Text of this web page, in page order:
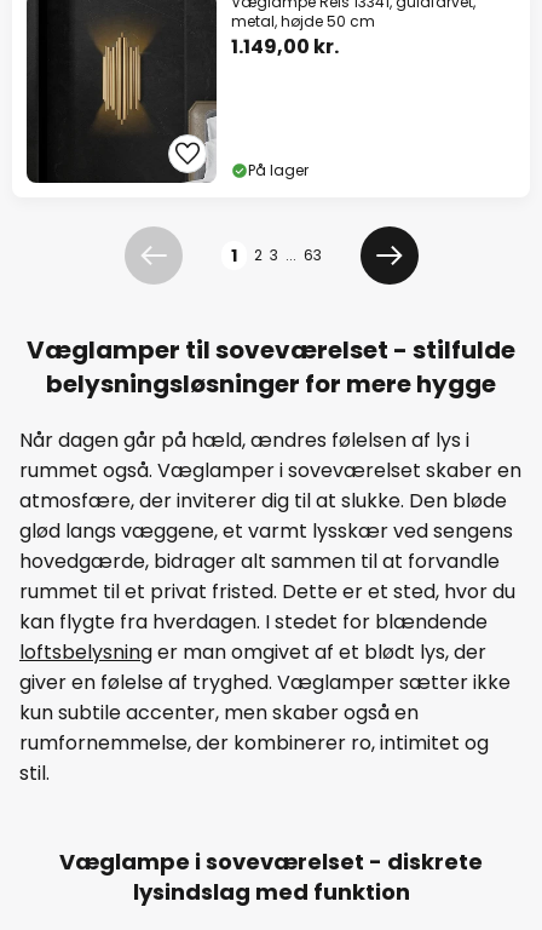
metal, højde 50 cm
1.149,00 kr.
På lager
Forrige 1 2 3 ... 63
Næste
Væglamper til soveværelset - stilfulde
belysningsløsninger for mere hygge
Når dagen går på hæld, ændres følelsen af lys i
rummet også. Væglamper i soveværelset skaber en
atmosfære, der inviterer dig til at slukke. Den bløde
glød langs væggene, et varmt lysskær ved sengens
hovedgærde, bidrager alt sammen til at forvandle
rummet til et privat fristed. Dette er et sted, hvor du
kan flygte fra hverdagen. I stedet for blændende
loftsbelysninger man omgivet af et blødt lys, der
giver en følelse af tryghed. Væglamper sætter ikke
kun subtile accenter, men skaber også en
rumfornemmelse, der kombinerer ro, intimitet og
stil.
Væglampe i soveværelset - diskrete
lysindslag med funktion